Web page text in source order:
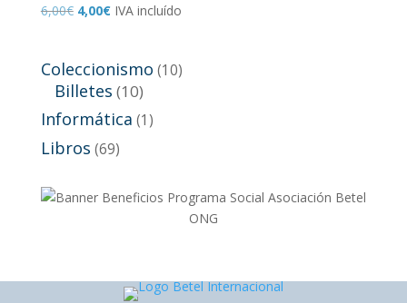
6,00€ El
era:
6,00€.
4,00€El
es:
4,00€.
IVA incluído
Coleccionismo (10)
Billetes (10)
Informática (1)
Libros (69)